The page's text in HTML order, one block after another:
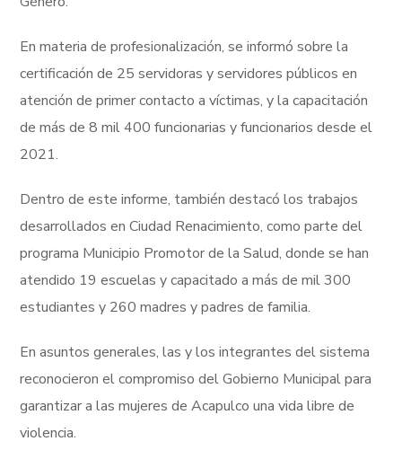
En materia de profesionalización, se informó sobre la
certificación de 25 servidoras y servidores públicos en
atención de primer contacto a víctimas, y la capacitación
de más de 8 mil 400 funcionarias y funcionarios desde el
2021.
Dentro de este informe, también destacó los trabajos
desarrollados en Ciudad Renacimiento, como parte del
programa Municipio Promotor de la Salud, donde se han
atendido 19 escuelas y capacitado a más de mil 300
estudiantes y 260 madres y padres de familia.
En asuntos generales, las y los integrantes del sistema
reconocieron el compromiso del Gobierno Municipal para
garantizar a las mujeres de Acapulco una vida libre de
violencia.